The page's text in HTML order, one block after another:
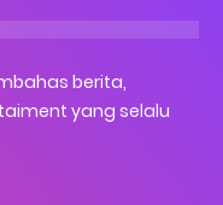
berita,
yang selalu